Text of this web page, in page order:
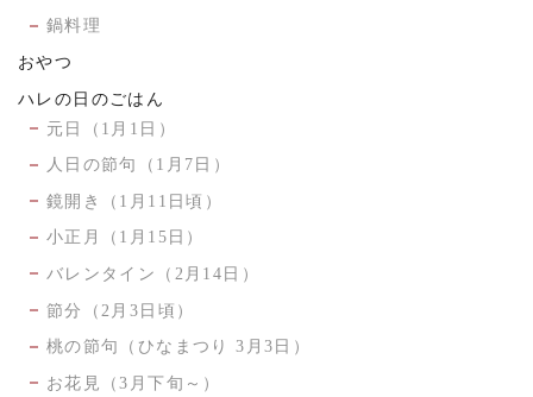
鍋料理
おやつ
ハレの日のごはん
元日（1月1日）
人日の節句（1月7日）
鏡開き（1月11日頃）
小正月（1月15日）
バレンタイン（2月14日）
節分（2月3日頃）
桃の節句（ひなまつり 3月3日）
お花見（3月下旬～）